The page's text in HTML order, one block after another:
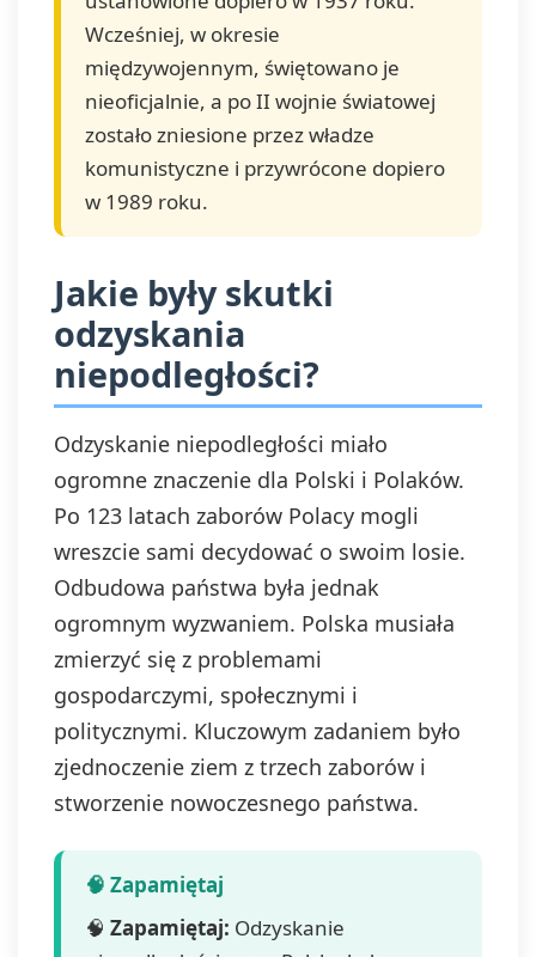
Wcześniej, w okresie
międzywojennym, świętowano je
nieoficjalnie, a po II wojnie światowej
zostało zniesione przez władze
komunistyczne i przywrócone dopiero
w 1989 roku.
Jakie były skutki
odzyskania
niepodległości?
Odzyskanie niepodległości miało
ogromne znaczenie dla Polski i Polaków.
Po 123 latach zaborów Polacy mogli
wreszcie sami decydować o swoim losie.
Odbudowa państwa była jednak
ogromnym wyzwaniem. Polska musiała
zmierzyć się z problemami
gospodarczymi, społecznymi i
politycznymi. Kluczowym zadaniem było
zjednoczenie ziem z trzech zaborów i
stworzenie nowoczesnego państwa.
🧠 Zapamiętaj: Odzyskanie